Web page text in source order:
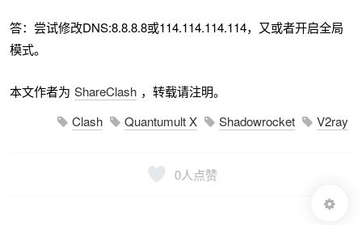
答：尝试修改DNS:8.8.8.8或114.114.114.114，又或者开启全局
模式。
本文作者为 ShareClash ，转载请注明。
Clash
Quantumult X Shadowrocket V2ray
0人点赞